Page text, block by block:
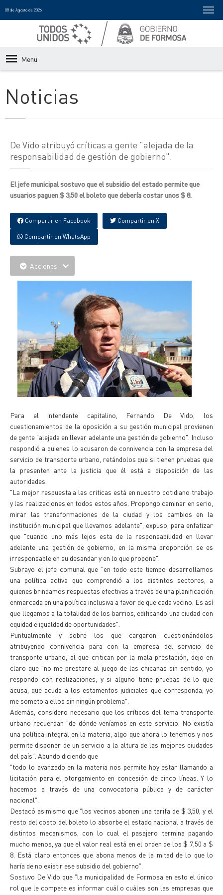
08 de Agosto de 2026
Menu
Noticias
De Vido atribuyó críticas a gente "alejada de la
responsabilidad de gestión de gobierno".
El jefe municipal sostuvo que el subsidio del estado permite que
usuarios paguen $ 3,50 el boleto que debería costar unos $ 8.
Compartir en Facebook Compartir en X
Compartir en WhatsApp
Acciones
Para el intendente capitalino, Fernando De Vido, los
cuestionamientos de la oposición a su gestión municipal provienen
de gente "alejada en llevar adelante una gestión de gobierno". Incluso
respondió a quienes lo acusaron de connivencia con la empresa del
servicio de transporte urbano, retándolos que si tienen pruebas que
la presenten ante la justicia que él está a disposición de las
autoridades.
"La mejor respuesta a las criticas está en nuestro cotidiano trabajo
y las realizaciones en todos estos años. Propongo caminar en serio,
mirar las transformaciones de la ciudad y los cambios en la
institución municipal que llevamos adelante", expuso, para enfatizar
que "cuando uno más lejos esta de la responsabilidad en llevar
adelante una gestión de gobierno, en la misma proporción se es
irresponsable en su desandar y en lo que propone".
Subrayo el jefe comunal que "en todo este tiempo desarrollamos
una política activa que comprendió a los distintos sectores, a
quienes brindamos respuestas efectivas a través de una planificación
enmarcada en una política inclusiva a favor de que cada vecino. Es así
que llegamos a la totalidad de los barrios, edificando una ciudad con
equidad e igualdad de oportunidades".
Puntualmente y sobre los que cargaron cuestionándolos
atribuyendo connivencia para con la empresa del servicio de
transporte urbano, al que critican por la mala prestación, dejo en
claro que "no me prestare al juego de las chicanas sin sentido, yo
respondo con realizaciones, y si alguno tiene pruebas de lo que
acusa, que acuda a los estamentos judiciales que corresponda, yo
me someto a ellos sin ningún problema".
Además, considero necesario que los críticos del tema transporte
urbano recuerdan "de dónde veníamos en este servicio. No existía
una política integral en la materia, algo que ahora lo tenemos y nos
permite disponer de un servicio a la altura de las mejores ciudades
del país". Abundo diciendo que
"todo lo avanzado en la materia nos permite hoy estar llamando a
licitación para el otorgamiento en concesión de cinco líneas. Y lo
hacemos a través de una convocatoria pública y de carácter
nacional".
Destacó asimismo que "los vecinos abonen una tarifa de $ 3,50, y el
resto del costo del boleto lo absorbe el estado nacional a través de
distintos mecanismos, con lo cual el pasajero termina pagando
mucho menos, ya que el valor real está en el orden de los $ 7,50 a $
8. Está claro entonces que abona menos de la mitad de lo que lo
haría de no existir ese subsidio del gobierno".
Sostuvo De Vido que "la municipalidad de Formosa en esto el único
rol que le compete es informar cuál o cuáles son las empresas que